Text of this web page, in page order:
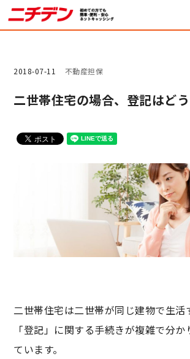
2018-07-11 不動産担保
二世帯住宅の場合、登記はど
二世帯住宅は二世帯が同じ建物で生活
「登記」に関する手続きが複雑で分
ています。